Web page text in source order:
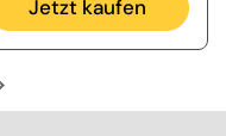
Jetzt kaufen
Nächste Folie